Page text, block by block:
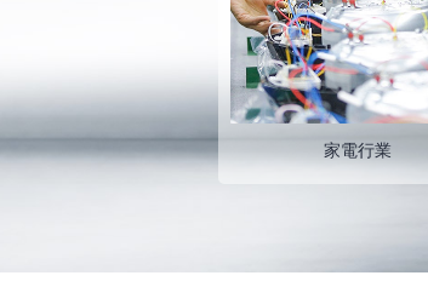
家電行業 機電行業